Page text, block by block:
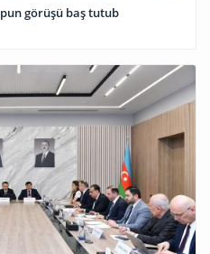
görüşü baş tutub